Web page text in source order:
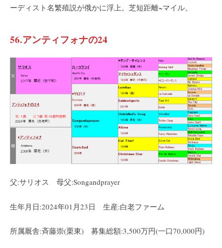
ーディスト名繁殖説が俄かに浮上。芝短距離~マイル。
56.アンティフォナの24
父:サリオス 母父:Songandprayer
生年月日:2024年01月23日 生産:白老ファーム
所属厩舎:斉藤崇(栗東) 募集総額:3,500万円(一口70,000円)